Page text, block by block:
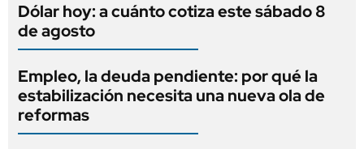
Dólar hoy: a cuánto cotiza este sábado 8
de agosto
Empleo, la deuda pendiente: por qué la
estabilización necesita una nueva ola de
reformas